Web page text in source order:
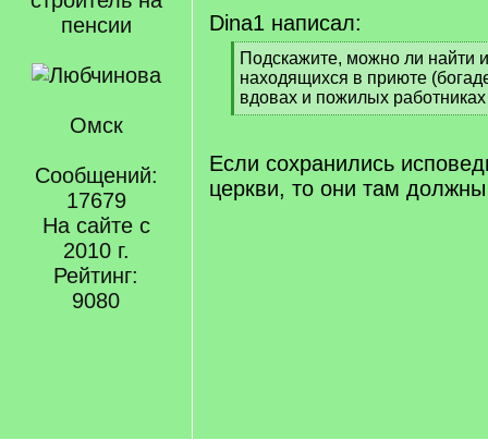
пенсии
Омск
Сообщений:
17679
На сайте с
2010 г.
Рейтинг:
9080
Dina1 написал:
[
q
]
Подскажите, можно ли найти
находящихся в приюте
вдовах и пожилых
[
q
]
Если сохранились
церкви, то они там